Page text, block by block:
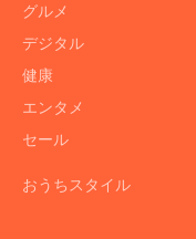
グルメ
デジタル
健康
エンタメ
セール
おうちスタイル